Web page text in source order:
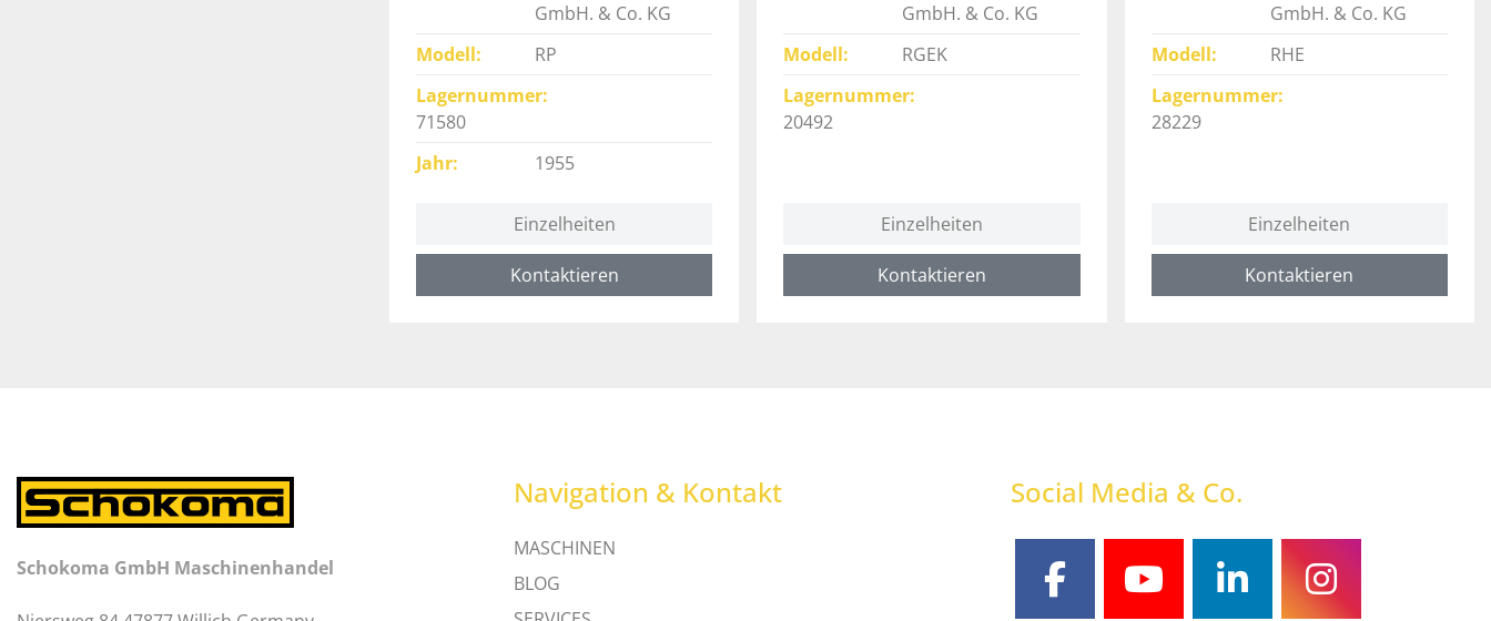
GmbH. & Co. KG
Modell
RP
Lagernummer
71580
Jahr
1955
Einzelheiten
Kontaktieren
GmbH. & Co. KG
Modell
RGEK
Lagernummer
20492
Einzelheiten
Kontaktieren
GmbH. & Co. KG
Modell
RHE
Lagernummer
28229
Einzelheiten
Kontaktieren
Schokoma GmbH Maschinenhandel
Navigation & Kontakt
MASCHINEN
BLOG
Social Media & Co.
facebookyoutubelinkedininstagram